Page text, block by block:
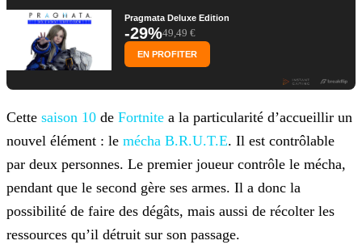
Pragmata Deluxe Edition
-29%49,49 €
EN PROFITER
Cette saison 10 de Fortnite a la particularité d’accueillir un
nouvel élément : le mécha B.R.U.T.E. Il est contrôlable
par deux personnes. Le premier joueur contrôle le mécha,
pendant que le second gère ses armes. Il a donc la
possibilité de faire des dégâts, mais aussi de récolter les
ressources qu’il détruit sur son passage.